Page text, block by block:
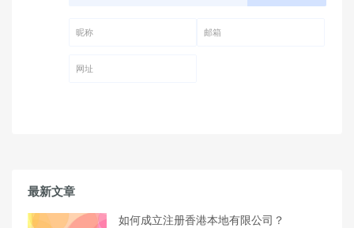
最新文章
如何成立注册香港本地有限公司？